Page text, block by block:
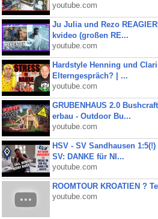
youtube.com
Ju Julia und Rezo
kvideo (großen RE...
youtube.com
Hardstyle Henning und
Elterngespräch? | ...
youtube.com
GRUBENHAUS 2.0
erbau - Outdoor Bu...
youtube.com
HSV - SV Sandhausen
SV: DANKE für NI...
youtube.com
ROOMTOUR KROATIEN ?
youtube.com